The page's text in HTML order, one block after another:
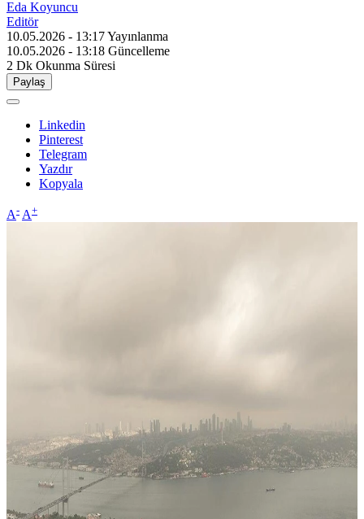
Eda Koyuncu
Editör
10.05.2026 - 13:17Yayınlanma
10.05.2026 - 13:18 Güncelleme
2 Dk Okunma Süresi
Paylaş
Linkedin
Pinterest
Telegram
Yazdır
Kopyala
A- A+